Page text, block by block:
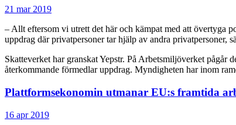
21 mar 2019
– Allt eftersom vi utrett det här och kämpat med att övertyga
uppdrag där privatpersoner tar hjälp av andra privatpersoner,
Skatteverket har granskat Yepstr. På Arbetsmiljöverket pågår
återkommande förmedlar uppdrag. Myndigheten har inom
Plattformsekonomin utmanar EU:s framtida
16 apr 2019